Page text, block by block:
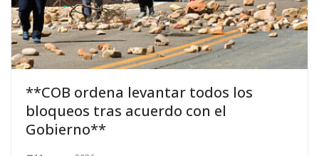
**COB ordena levantar todos los
bloqueos tras acuerdo con el
Gobierno**